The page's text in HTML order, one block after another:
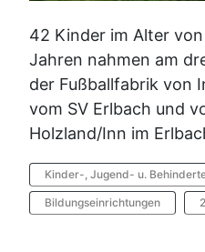
42 Kinder im Alter
Jahren nahmen am
der Fußballfabrik von
vom SV Erlbach und
Holzland/Inn im
Kinder-, Jugend- u.
Bildungseinrichtungen